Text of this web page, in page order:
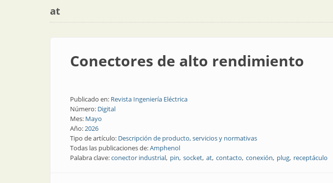
at
Conectores de alto rendimiento
Publicado en: Revista Ingeniería Eléctrica
Número: Digital
Mes: Mayo
Año:2026
Tipo de artículo: Descripción de producto, servicios y normativas
Todas las publicaciones de:Amphenol
Palabra clave:conector industrial pin socket at contacto conexión plug receptáculo